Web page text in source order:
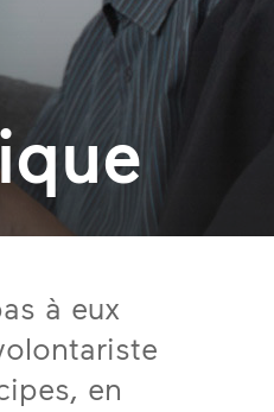
à eux
en